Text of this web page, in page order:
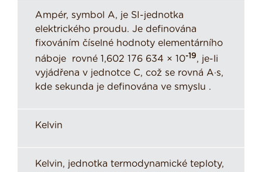
Ampér, symbol A, je SI-jednotka
elektrického proudu. Je definována
fixováním číselné hodnoty elementárního
náboje rovné 1,602 176 634 × 10-19, je-li
vyjádřena v jednotce C, což se rovná A·s,
kde sekunda je definována ve smyslu .
Kelvin
Kelvin, jednotka termodynamické teploty,